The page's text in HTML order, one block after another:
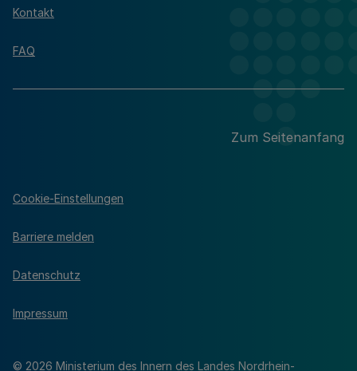
Kontakt
FAQ
Zum Seitenanfang
© 2026 Ministerium des Innern des Landes Nordrhein-
Cookie-Einstellungen
Barriere melden
Datenschutz
Impressum